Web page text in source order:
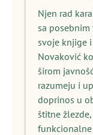
Njen rad
sa posebnim
svoje knjige
Novaković
širom
razumeju i
doprinos u
štitne
funkcionalne